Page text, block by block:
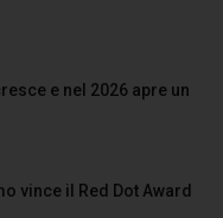
e nel 2026 apre un
vince il Red Dot Award